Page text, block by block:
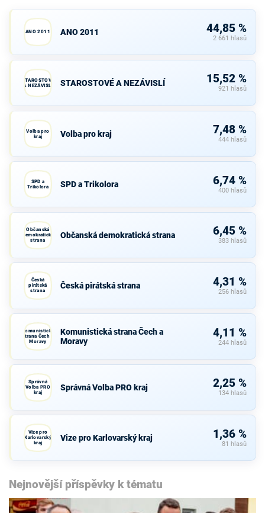
ANO 2011 ANO 2011 44,85 %
2 661 hlasů
STAROSTOVÉ
A NEZÁVISLÍ
STAROSTOVÉ A NEZÁVISLÍ 15,52 %
921 hlasů
Volba pro
kraj
Volba pro kraj 7,48 %
444 hlasů
SPD a
Trikolora
SPD a Trikolora 6,74 %
400 hlasů
Občanská
demokratická
strana
Občanská demokratická strana 6,45 %
383 hlasů
Česká
pirátská
strana
Česká pirátská strana 4,31 %
256 hlasů
Komunistická
strana Čech a
Moravy
Komunistická strana Čech a
Moravy
4,11 %
244 hlasů
Správná
Volba PRO
kraj
Správná Volba PRO kraj 2,25 %
134 hlasů
Vize pro
Karlovarský
kraj
Vize pro Karlovarský kraj 1,36 %
81 hlasů
Nejnovější příspěvky k tématu